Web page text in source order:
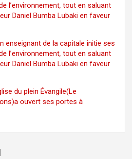
l’environnement, tout en saluant
Daniel Bumba Lubaki en faveur
enseignant de la capitale initie ses
l’environnement, tout en saluant
Daniel Bumba Lubaki en faveur
du plein Évangile(Le
ouvert ses portes à